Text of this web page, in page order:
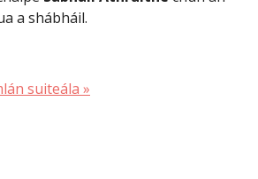
a shábháil.
suiteála »